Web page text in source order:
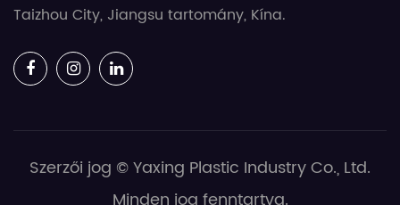
Taizhou City, Jiangsu tartomány, Kína.
Szerzői jog © Yaxing Plastic Industry Co., Ltd.